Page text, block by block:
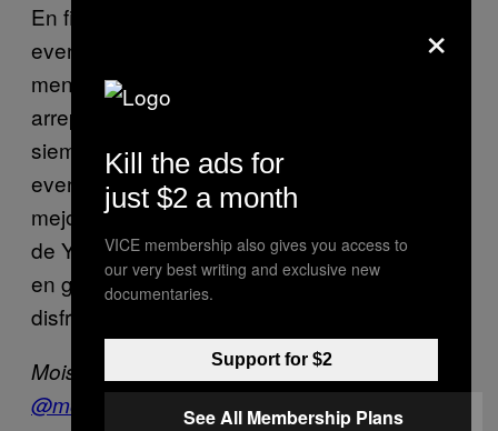
En fin, no te asustes en ir solo/sola a un
evento. Es algo que debes hacer por lo
menos una vez en tu vida, no te vas
arrepentir. Ir en grupo es muy divertido, pero
siempre tiene sus contras y compartir un
evento con alguien que aprecias es de las
mejores cosas que puedes hacer en tu vida
de YOLOescuincle. No importa si vas solo,
en grupo, con tu agarre o con tu novia,
disfruta de la noche y diviértete como nunca.
Moisés está dando frotaditas en su Twitter-
@moisiiii
×
Kill the ads for
just $2 a month
VICE membership also gives you access to
our very best writing and exclusive new
documentaries.
Support for $2
See All Membership Plans